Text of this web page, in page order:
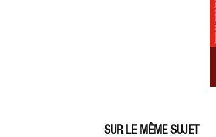
SUR LE MÊME SUJET